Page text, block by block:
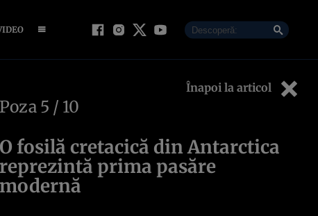
Înapoi la articol
Poza 5 / 10
O fosilă cretacică din Antarctica
reprezintă prima pasăre
modernă